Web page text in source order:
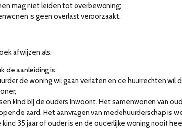
mag niet leiden tot overbewoning;
is geen overlast veroorzaakt.
afwijzen als:
de aanleiding is;
de woning wil gaan verlaten en de huurrechten wil
kind bij de ouders inwoont. Het samenwonen van
aard. Het aanvragen van medehuurderschap is
35 jaar of ouder is en de ouderlijke woning nooit